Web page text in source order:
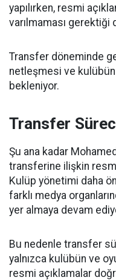
yapılırken, resmi
varılmaması gerektiği
Transfer döneminde
netleşmesi ve
bekleniyor.
Transfer
Şu ana kadar
transferine ilişkin
Kulüp yönetimi daha
farklı medya
yer almaya devam
Bu nedenle transfer
yalnızca kulübün ve
resmi açıklamalar